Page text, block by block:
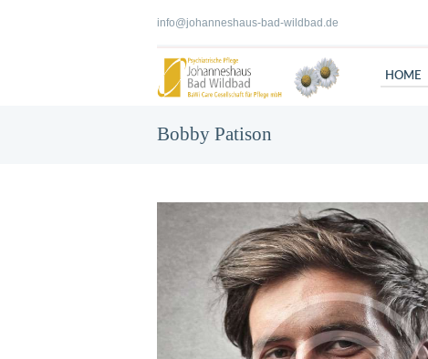
info@johanneshaus-bad-wildbad.de
HOME
Bobby Patison